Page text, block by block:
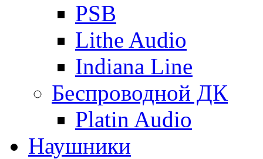
PSB
Lithe Audio
Indiana Line
Беспроводной ДК
Platin Audio
Наушники